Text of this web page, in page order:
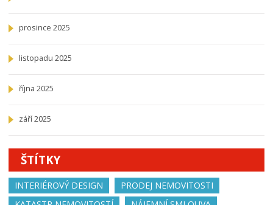
prosince 2025
listopadu 2025
října 2025
září 2025
ŠTÍTKY
INTERIÉROVÝ DESIGN
PRODEJ NEMOVITOSTI